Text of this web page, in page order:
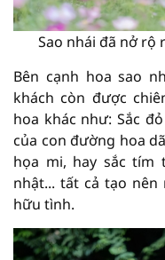
Sao nhái đã nở rộ
Bên cạnh hoa sao
khách còn được
hoa khác như: Sắc
của con đường hoa
họa mi, hay sắc tím
nhật... tất cả tạo
hữu tình.